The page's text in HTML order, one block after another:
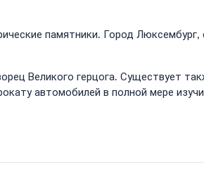
памятники. Город
Великого герцога. Существует
автомобилей в полной мере